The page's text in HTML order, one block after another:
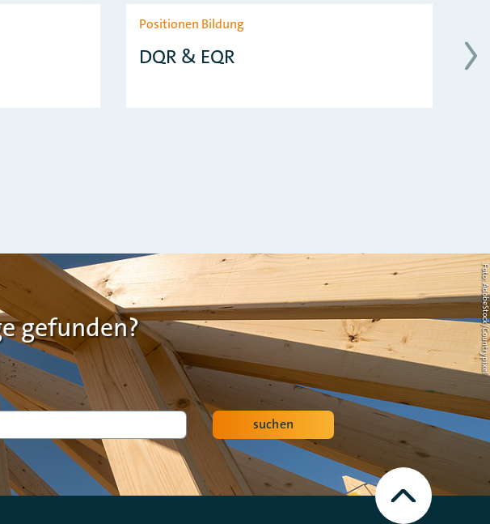
Positionen Bildung
DQR & EQR
gefunden?
suchen
Foto: AdobeStock/Countrypixel
Nach
oben
Scrollen